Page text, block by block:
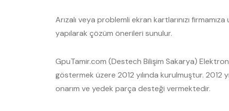
Arızalı veya problemli ekran kartlarınızı
yapılarak çözüm önerileri sunulur.
GpuTamir.com (Destech Bilişim Sakarya)
göstermek üzere 2012 yılında kurulmuştur.
onarım ve yedek parça desteği vermektedir.